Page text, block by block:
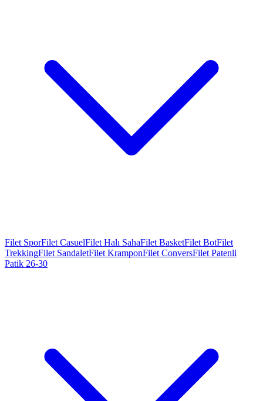
Filet SporFilet CasuelFilet Halı SahaFilet BasketFilet BotFilet
TrekkingFilet SandaletFilet KramponFilet ConversFilet Patenli
Patik 26-30